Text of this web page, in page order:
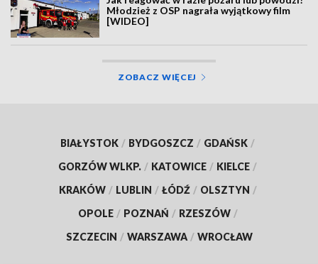
Młodzież z OSP nagrała wyjątkowy film
[WIDEO]
ZOBACZ WIĘCEJ
BIAŁYSTOK / BYDGOSZCZ / GDAŃSK /
GORZÓW WLKP. / KATOWICE / KIELCE /
KRAKÓW / LUBLIN / ŁÓDŹ / OLSZTYN /
OPOLE / POZNAŃ / RZESZÓW /
SZCZECIN / WARSZAWA / WROCŁAW